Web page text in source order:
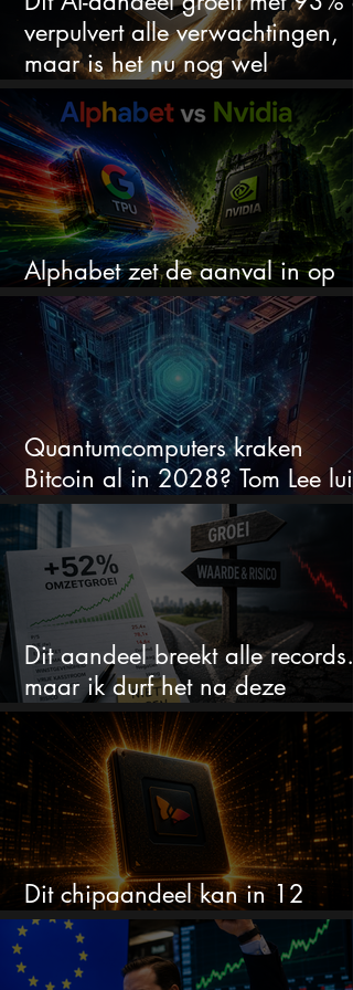
verpulvert alle verwachtingen,
maar is het nu nog wel
koopwaardig?
Alphabet zet de aanval in op
Nvidia met eigen AI-chips
Quantumcomputers kraken
Bitcoin al in 2028? Tom Lee
de alarmbel
Dit aandeel breekt alle
maar ik durf het na deze
koersstijging niet te kopen
Dit chipaandeel kan in 12
maanden verdubbelen